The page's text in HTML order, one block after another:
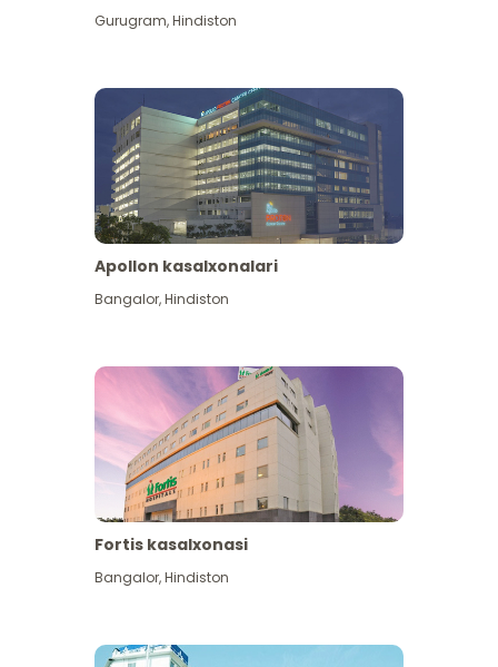
Gurugram,Hindiston
Apollon kasalxonalari
Bangalor,Hindiston
Fortis kasalxonasi
Bangalor,Hindiston